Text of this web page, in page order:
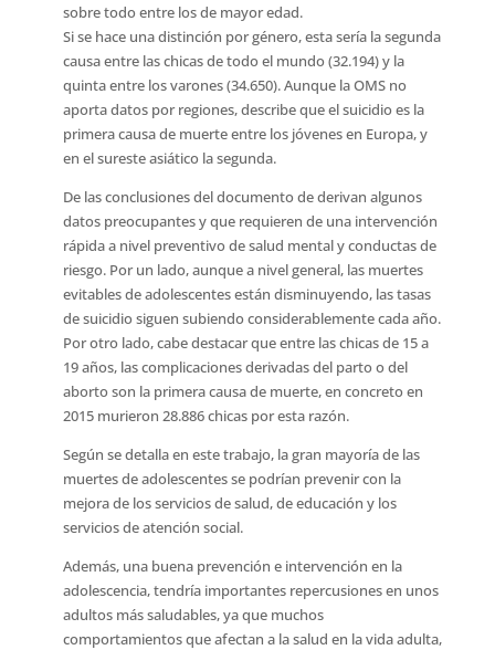
sobre todo entre los de mayor edad.
Si se hace una distinción por género, esta sería la segunda
causa entre las chicas de todo el mundo (32.194) y la
quinta entre los varones (34.650). Aunque la OMS no
aporta datos por regiones, describe que el suicidio es la
primera causa de muerte entre los jóvenes en Europa, y
en el sureste asiático la segunda.
De las conclusiones del documento de derivan algunos
datos preocupantes y que requieren de una intervención
rápida a nivel preventivo de salud mental y conductas de
riesgo. Por un lado, aunque a nivel general, las muertes
evitables de adolescentes están disminuyendo, las tasas
de suicidio siguen subiendo considerablemente cada año.
Por otro lado, cabe destacar que entre las chicas de 15 a
19 años, las complicaciones derivadas del parto o del
aborto son la primera causa de muerte, en concreto en
2015 murieron 28.886 chicas por esta razón.
Según se detalla en este trabajo, la gran mayoría de las
muertes de adolescentes se podrían prevenir con la
mejora de los servicios de salud, de educación y los
servicios de atención social.
Además, una buena prevención e intervención en la
adolescencia, tendría importantes repercusiones en unos
adultos más saludables, ya que muchos
comportamientos que afectan a la salud en la vida adulta,